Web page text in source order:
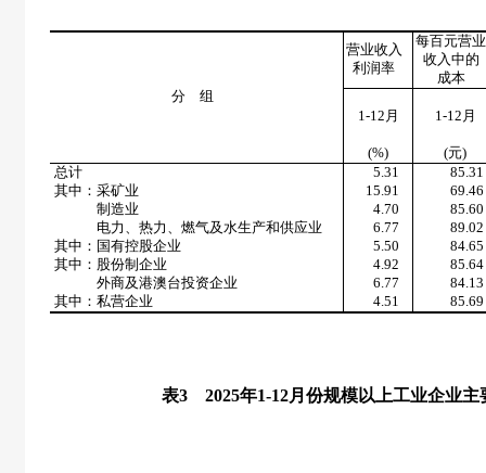
分 组
营业收入
利润率
每百元营业
收入中的
成本
1-12月 1-12月
(%) (元)
总计
5.31
85.31
其中：采矿业
15.91
69.46
制造业
4.70
85.60
电力、热力、燃气及水生产和供应业
6.77
89.02
其中：国有控股企业
5.50
84.65
其中：股份制企业
4.92
85.64
外商及港澳台投资企业
6.77
84.13
其中：私营企业
4.51 85.69
表3 2025年1-12月份规模以上工业企业主